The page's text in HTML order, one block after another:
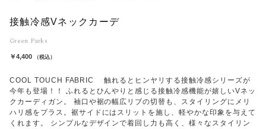
接触冷感Vネックカーデ
Green Parks
￥4,400 （税込）
COOL TOUCH FABRIC 触れるとヒンヤリする接触冷感シリーズが
今年も登場！！ ふれるとひんやりと感じる接触冷感機能が嬉しいVネッ
クカーディガン。 袖口や裾の幅広リブの切替も、スタイリングにメリ
ハリ感をプラス。裾サイドにはスリットを施し、軽やかな印象を与えて
くれます。 シンプルなデザインで着回し力も高く、様々なスタイリン